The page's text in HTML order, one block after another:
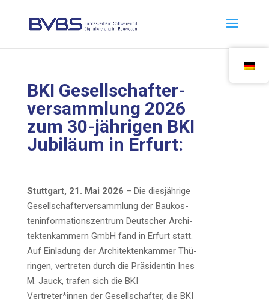
BKI Gesell­schaf­ter­
ver­samm­lung 2026
zum 30-jäh­ri­gen BKI
Jubi­lä­um in Erfurt:
Stutt­gart, 21. Mai 2026 – Die dies­jäh­ri­ge
Gesell­schaf­ter­ver­samm­lung der Bau­kos­
ten­in­for­ma­ti­ons­zen­trum Deut­scher Archi­
tek­ten­kam­mern GmbH fand in Erfurt statt.
Auf Ein­la­dung der Archi­tek­ten­kam­mer Thü­
rin­gen, ver­tre­ten durch die Prä­si­den­tin Ines
M. Jauck, tra­fen sich die BKI
Vertreter*innen der Gesell­schaf­ter, die BKI